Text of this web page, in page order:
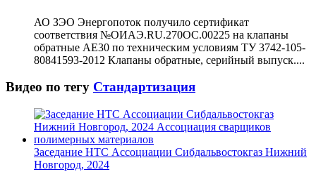
АО ЗЭО Энергопоток получило сертификат
соответствия №ОИАЭ.RU.270ОС.00225 на клапаны
обратные АЕ30 по техническим условиям ТУ 3742-105-
80841593-2012 Клапаны обратные, серийный выпуск....
Видео по тегу Стандартизация
Заседание НТС Ассоциации Сибдальвостокгаз Нижний
Новгород, 2024